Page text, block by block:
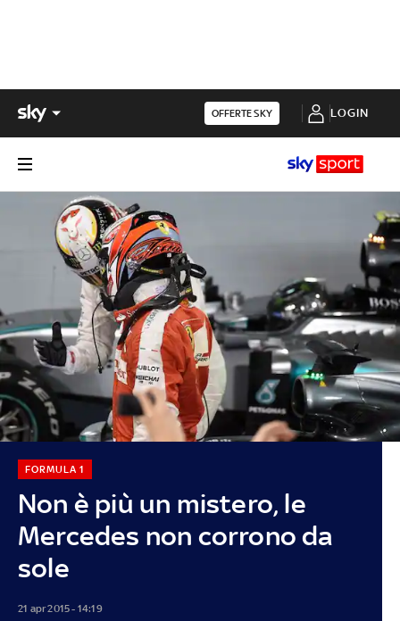
OFFERTE SKY LOGIN
Non è più un mistero, le
Mercedes non corrono da
sole
FORMULA 1
21 apr 2015 - 14:19